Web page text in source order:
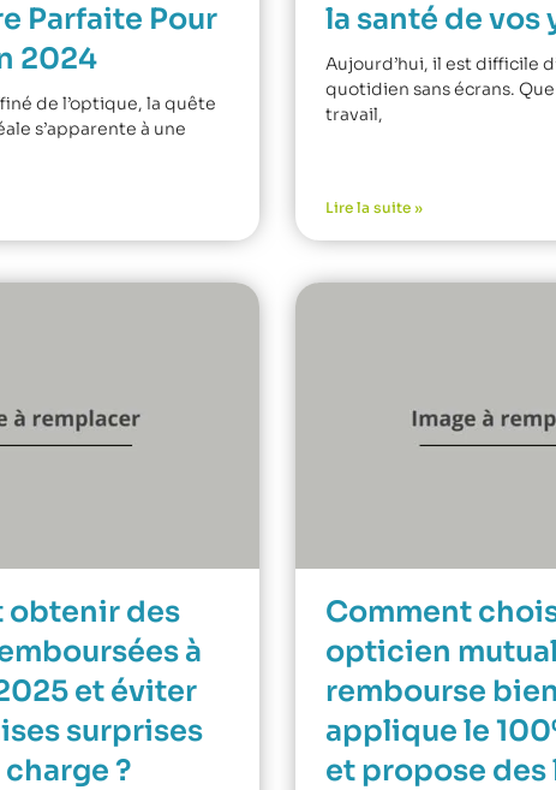
Parfaite Pour
2024
de l’optique, la quête
s’apparente à une
la santé de vos
Aujourd’hui, il est difficile
quotidien sans écrans.
travail,
Lire la suite »
obtenir des
à
et éviter
surprises
?
Comment
opticien
rembourse
applique le
et propose